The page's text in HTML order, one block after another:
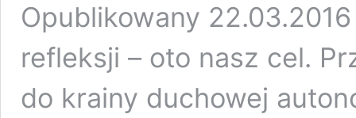
Opublikowany
refleksji – oto nasz cel.
do krainy duchowej